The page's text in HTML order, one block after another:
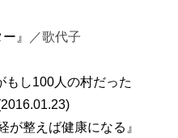
』
／歌代子
もし100人の村だった
が整えば健康になる』